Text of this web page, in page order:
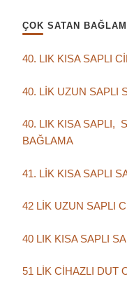
ÇOK SATAN
40. LIK KISA SAPLI
40. LİK UZUN SAPLI
40. LIK KISA SAPLI,
BAĞLAMA
41. LİK KISA SAPLI
42 LİK UZUN SAPLI
40 LIK KISA SAPLI
51 LİK CİHAZLI DUT